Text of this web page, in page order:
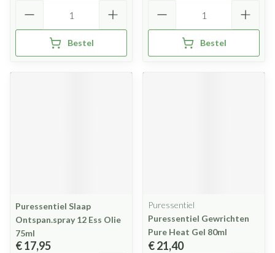
Bestel Bestel
Puressentiel Slaap
Ontspan.spray 12 Ess Olie
75ml
€ 17,95
Puressentiel
Puressentiel Gewrichten
Pure Heat Gel 80ml
€ 21,40